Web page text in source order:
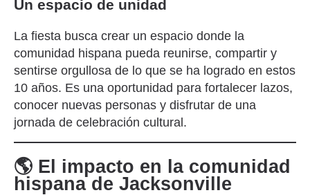
Un espacio de unidad
La fiesta busca crear un espacio donde la
comunidad hispana pueda reunirse, compartir y
sentirse orgullosa de lo que se ha logrado en estos
10 años. Es una oportunidad para fortalecer lazos,
conocer nuevas personas y disfrutar de una
jornada de celebración cultural.
🌎 El impacto en la comunidad
hispana de Jacksonville